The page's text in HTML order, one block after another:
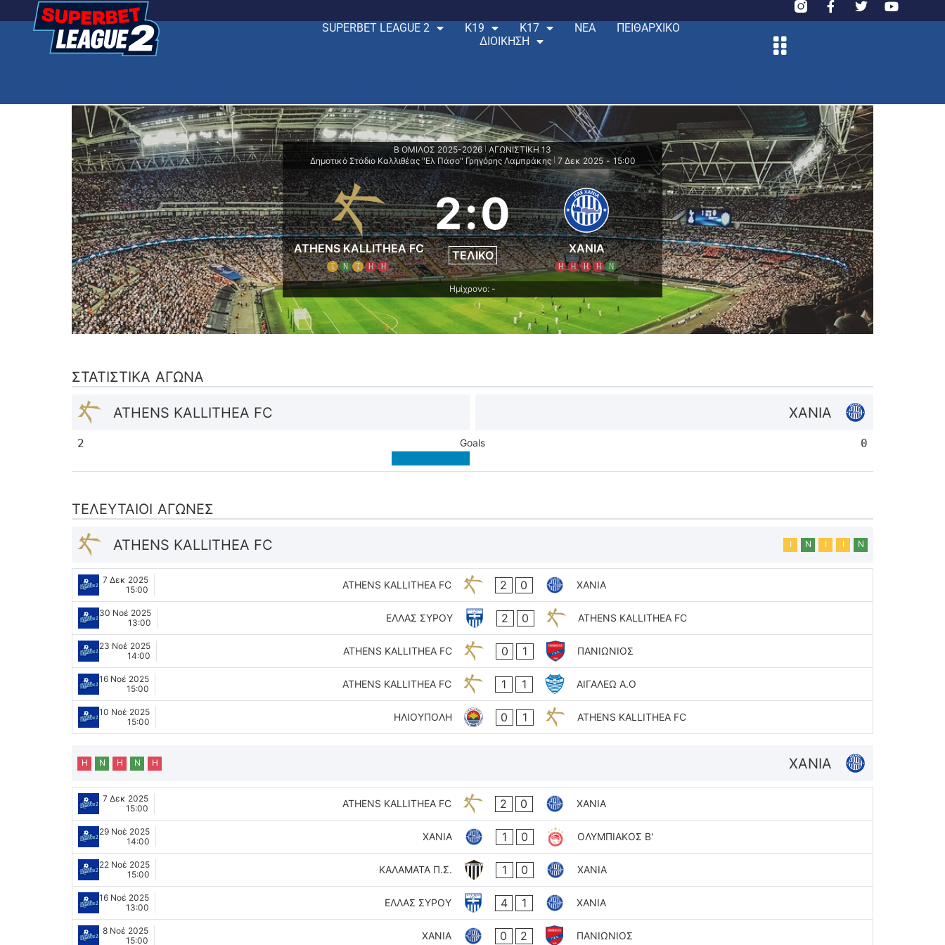
SUPERBET LEAGUE 2 Κ19 Κ17 ΝΕΑ
ΠΕΙΘΑΡΧΙΚΟ
ΔΙΟΙΚΗΣΗ
Β ΟΜΙΛΟΣ 2025-2026 ΑΓΩΝΙΣΤΙΚΗ 13
Δημοτικό Στάδιο Καλλιθέας "Ελ Πάσο" Γρηγόρης Λαμπράκης
7 Δεκ 2025 - 15:00
ATHENS KALLITHEA FC
Ι Ν Ι Η Η
2:0
ΤΕΛΙΚΌ ΧΑΝΙΑ
Η Η Η Η Ν
Ημίχρονο: -
ΣΤΑΤΙΣΤΙΚΆ ΑΓΏΝΑ
ATHENS KALLITHEA FC ΧΑΝΙΑ
2 Goals 0
ΤΕΛΕΥΤΑΊΟΙ ΑΓΏΝΕΣ
ATHENS KALLITHEA FC Ι Ν Ι Ι Ν
7 Δεκ 2025
15:00
ATHENS KALLITHEA FC 2 0 ΧΑΝΙΑ
30 Νοέ 2025
13:00
ΕΛΛΑΣ ΣΥΡΟΥ 2 0 ATHENS KALLITHEA FC
23 Νοέ 2025
14:00
ATHENS KALLITHEA FC 0 1 ΠΑΝΙΩΝΙΟΣ
16 Νοέ 2025
15:00
ATHENS KALLITHEA FC 1 1 ΑΙΓΑΛΕΩ A.O
10 Νοέ 2025
15:00
ΗΛΙΟΥΠΟΛΗ 0 1 ATHENS KALLITHEA FC
ΧΑΝΙΑ
Η Ν Η Ν Η
7 Δεκ 2025
15:00
ATHENS KALLITHEA FC 2 0 ΧΑΝΙΑ
29 Νοέ 2025
14:00
ΧΑΝΙΑ 1 0 ΟΛΥΜΠΙΑΚΟΣ Β'
22 Νοέ 2025
15:00
ΚΑΛΑΜΑΤΑ Π.Σ. 1 0 ΧΑΝΙΑ
16 Νοέ 2025
13:00
ΕΛΛΑΣ ΣΥΡΟΥ 4 1 ΧΑΝΙΑ
8 Νοέ 2025
15:00
ΧΑΝΙΑ 0 2 ΠΑΝΙΩΝΙΟΣ